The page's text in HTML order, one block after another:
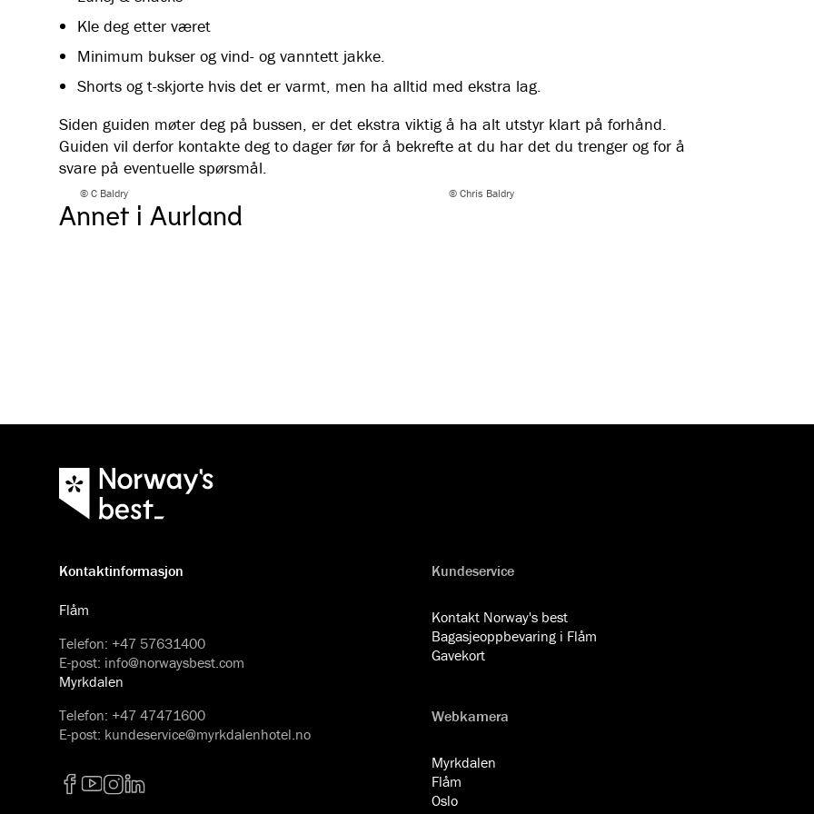
Kle deg etter været
Minimum bukser og vind- og vanntett jakke.
Shorts og t-skjorte hvis det er varmt, men ha alltid med ekstra lag.
Siden guiden møter deg på bussen, er det ekstra viktig å ha alt utstyr klart på forhånd.
Guiden vil derfor kontakte deg to dager før for å bekrefte at du har det du trenger og for å
svare på eventuelle spørsmål.
© C Baldry © Chris Baldry
Annet i Aurland
Flåm & Aurland
Guidet tur til Prest
Flåm & Aurland
Kontaktinformasjon
Flåm
Telefon: +47 57631400
E-post: info@norwaysbest.com
Myrkdalen
Telefon: +47 47471600
E-post: kundeservice@myrkdalenhotel.no
Kundeservice
Kontakt Norway's best
Bagasjeoppbevaring i Flåm
Gavekort
Webkamera
Myrkdalen
Flåm
Oslo